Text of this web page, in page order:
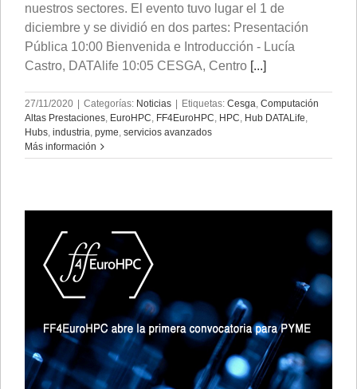
nuestros sectores. El evento tuvo lugar el 1 de
diciembre y se dividió en dos partes: Presentación
Pública 10:00 Bienvenida e Introducción - Lucía
Castro, DATAlife 10:05 CESGA, Centro [...]
27/11/2020 | Categorías: Noticias | Etiquetas: Cesga Computación
Altas Prestaciones EuroHPC FF4EuroHPC HPC Hub DATALife
Hubs industria pyme servicios avanzados
Más información